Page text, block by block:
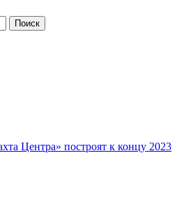
Центра» построят к концу 2023